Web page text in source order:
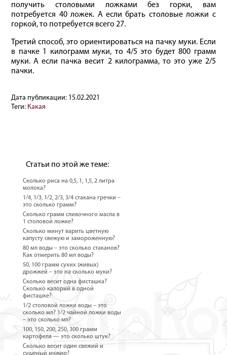
получить столовыми ложками без горки, вам
потребуется 40 ложек. А если брать столовые ложки с
горкой, то потребуется всего 27.
Третий способ, это ориентироваться на пачку муки. Если
в пачке 1 килограмм муки, то 4/5 это будет 800 грамм
муки. А если пачка весит 2 килограмма, то это уже 2/5
пачки.
Дата публикации: 15.02.2021
Теги: Какая
Статьи по этой же теме:
Сколько риса на 0,5, 1, 1,5, 2 литра
молока?
1/4, 1/3, 1/2, 2/3, 3/4 стакана гречки –
это сколько грамм?
Сколько грамм сливочного масла в
1 столовой ложке?
Сколько минут варить цветную
капусту свежую и замороженную?
80 мл воды – это сколько стаканов?
Как отмерить 80 мл воды?
50, 100 грамм сухих (живых)
дрожжей – это на сколько муки?
Сколько весит одна фисташка?
Сколько калорий в одной
фисташке?
1/2 столовой ложки воды – это
сколько мл? 1/2 чайной ложки воды
– это сколько мл?
100, 150, 200, 250, 300 грамм
картофеля — это сколько штук?
Сколько весит один свежий и
сушеный инжир?